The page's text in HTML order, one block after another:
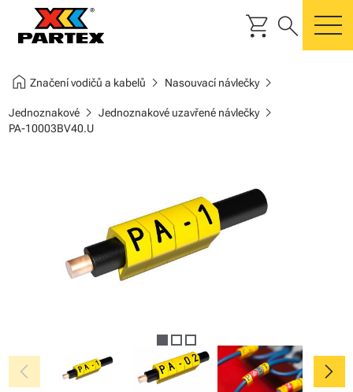
shopping_cart search
home Značení vodičů a kabelů chevron_right Nasouvací návlečkychevron_right
Jednoznakovéchevron_right Jednoznakové uzavřené návlečkychevron_right
PA-10003BV40.U
chevron_left chevron_right